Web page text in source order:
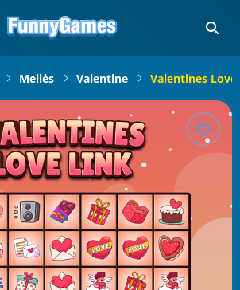
Meilės Valentine Valentines